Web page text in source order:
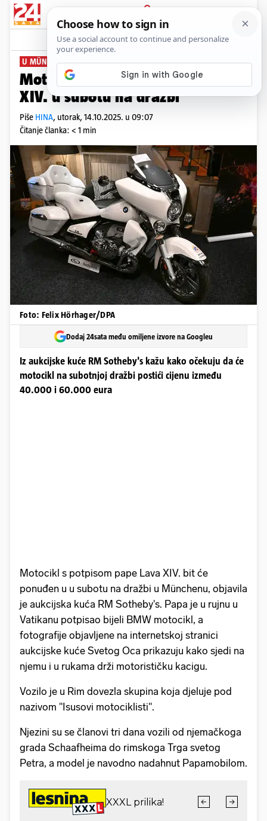
PRIJAVA
News Komentari
U MÜNCHENU
Motocikl s potpisom pape Lava
XIV. u subotu na dražbi
Piše HINA, utorak, 14.10.2025. u 09:07
Čitanje članka: < 1 min
Foto: Felix Hörhager/DPA
Dodaj 24sata među omiljene izvore na Googleu
Iz aukcijske kuće RM Sotheby's kažu kako očekuju da će
motocikl na subotnjoj dražbi postići cijenu između
40.000 i 60.000 eura
Motocikl s potpisom pape Lava XIV. bit će
ponuđen u u subotu na dražbi u Münchenu, objavila
je aukcijska kuća RM Sotheby's. Papa je u rujnu u
Vatikanu potpisao bijeli BMW motocikl, a
fotografije objavljene na internetskoj stranici
aukcijske kuće Svetog Oca prikazuju kako sjedi na
njemu i u rukama drži motorističku kacigu.
Vozilo je u Rim dovezla skupina koja djeluje pod
nazivom "Isusovi motociklisti".
Njezini su se članovi tri dana vozili od njemačkoga
grada Schaafheima do rimskoga Trga svetog
Petra, a model je navodno nadahnut Papamobilom.